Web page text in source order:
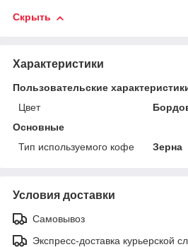
Скрыть
Характеристики
Пользовательские
Цвет
Основные
Тип используемого кофе
Зерна
Условия доставки
Самовывоз
Экспресс-доставка курьерской